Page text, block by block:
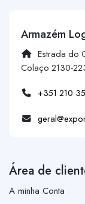
Armazém
Estrada do
Colaço 2130-
+351 210
Área de
A minha Conta